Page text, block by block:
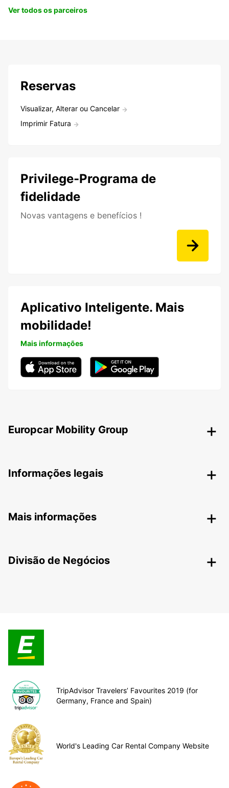
Ver todos os parceiros
Reservas
Visualizar, Alterar ou Cancelar
Imprimir Fatura
Privilege-Programa de
fidelidade
Novas vantagens e benefícios !
Aplicativo Inteligente. Mais
mobilidade!
Mais informações
Europcar Mobility Group
Informações legais
Mais informações
Divisão de Negócios
TripAdvisor Travelers’ Favourites 2019 (for
Germany, France and Spain)
World's Leading Car Rental Company Website